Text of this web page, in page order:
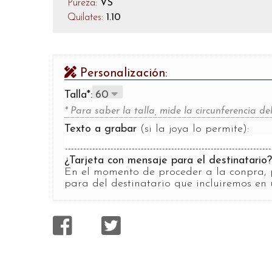
Pureza: VS
Quilates: 1.10
Personalización:
Talla*:
* Para saber la talla, mide la circunferencia
Texto a grabar (si la joya lo permite):
¿Tarjeta con mensaje para el destinatario?
En el momento de proceder a la conpra,
para del destinatario que incluiremos en